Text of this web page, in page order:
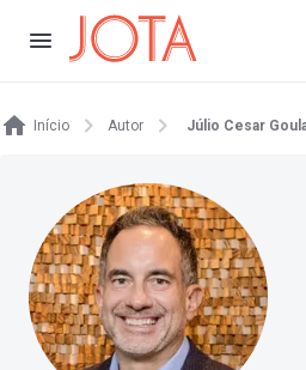
Início Autor Júlio Cesar